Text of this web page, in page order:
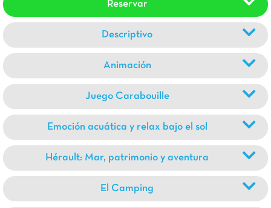
Reservar
Descriptivo
Animación
Juego Carabouille
Emoción acuática y relax bajo el sol
Hérault: Mar, patrimonio y aventura
El Camping